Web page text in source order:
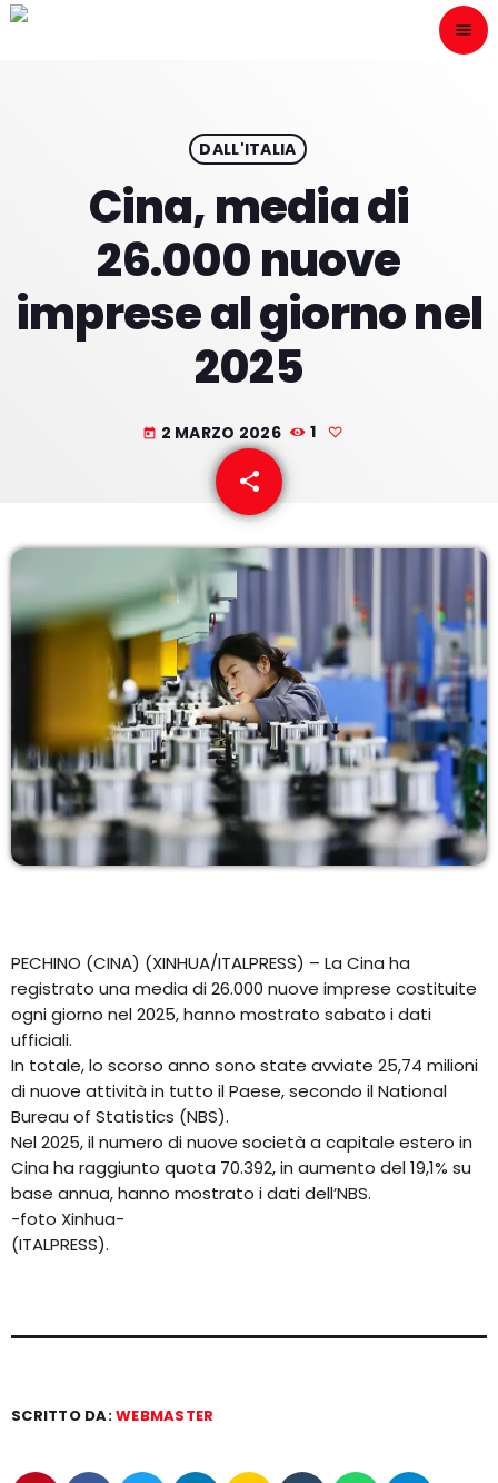
menu
NUESTRAS FRECUENCIAS
CONTACTO
DALL'ITALIA
Cina, media di
26.000 nuove
imprese al giorno nel
2025
today 2 MARZO 2026 1
share
email
PECHINO (CINA) (XINHUA/ITALPRESS) – La Cina ha
registrato una media di 26.000 nuove imprese costituite
ogni giorno nel 2025, hanno mostrato sabato i dati
ufficiali.
In totale, lo scorso anno sono state avviate 25,74 milioni
di nuove attività in tutto il Paese, secondo il National
Bureau of Statistics (NBS).
Nel 2025, il numero di nuove società a capitale estero in
Cina ha raggiunto quota 70.392, in aumento del 19,1% su
base annua, hanno mostrato i dati dell’NBS.
-foto Xinhua-
(ITALPRESS).
SCRITTO DA:WEBMASTER